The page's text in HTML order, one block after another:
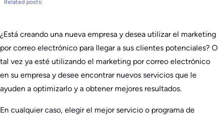
Related posts:
¿Está creando una nueva empresa y desea utilizar el marketing
por correo electrónico para llegar a sus clientes potenciales? O
tal vez ya esté utilizando el marketing por correo electrónico
en su empresa y desee encontrar nuevos servicios que le
ayuden a optimizarlo y a obtener mejores resultados.
En cualquier caso, elegir el mejor servicio o programa de